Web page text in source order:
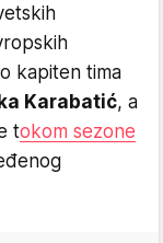
kapiten tima
Karabatić, a
tokom sezone